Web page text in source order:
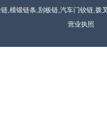
,模锻链条,刮板链,汽车门铰链,拨叉
营业执照